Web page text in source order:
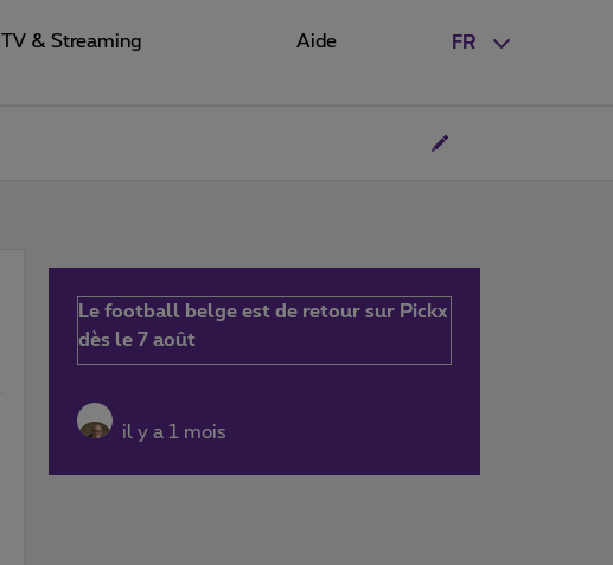
FR
TV & Streaming Aide
Le football belge est de retour sur Pickx
dès le 7 août
il y a 1 mois